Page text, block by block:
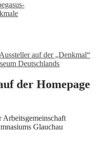
auf der „Denkmal“
Deutschlands
der Homepage
Arbeitsgemeinschaft
Glauchau